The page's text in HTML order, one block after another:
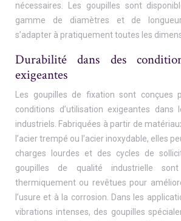
nécessaires. Les goupilles sont
gamme de diamètres et de
s’adapter à pratiquement toutes les
Durabilité dans des
exigeantes
Les goupilles de fixation sont conçues
conditions d’utilisation exigeantes dans
industriels. Fabriquées à partir de
l’acier trempé ou l’acier inoxydable, elles
charges lourdes et des cycles de
goupilles de qualité industrielle
thermiquement ou revêtues pour
l’usure et à la corrosion. Dans les
vibrations intenses, des goupilles